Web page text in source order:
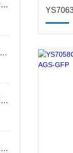
小鼠骨髓瘤细胞——基因表达调控与个性化治疗探索
什么是HEK293 细胞？HEK293细胞在基因治疗领域的应用前景
人肥大细胞——过敏与免疫炎症基础机制应用
解析永生化细胞：培养要点、特点及科研应用场景